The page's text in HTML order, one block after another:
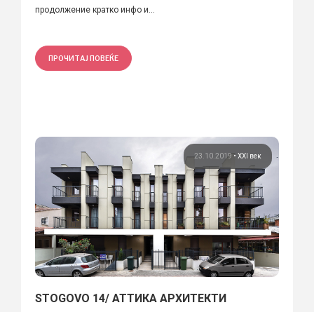
продолжение кратко инфо и...
ПРОЧИТАЈ ПОВЕЌЕ
23.10.2019 • XXI век
STOGOVO 14/ АТТИКА АРХИТЕКТИ